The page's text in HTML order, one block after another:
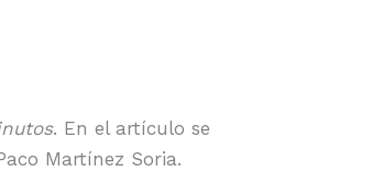
. En el artículo se
Martínez Soria.